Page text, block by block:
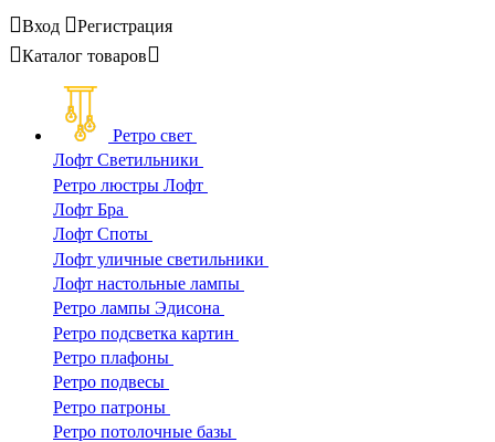
Вход
Регистрация
Каталог товаров
Ретро свет
Лофт Светильники
Ретро люстры Лофт
Лофт Бра
Лофт Споты
Лофт уличные светильники
Лофт настольные лампы
Ретро лампы Эдисона
Ретро подсветка картин
Ретро плафоны
Ретро подвесы
Ретро патроны
Ретро потолочные базы